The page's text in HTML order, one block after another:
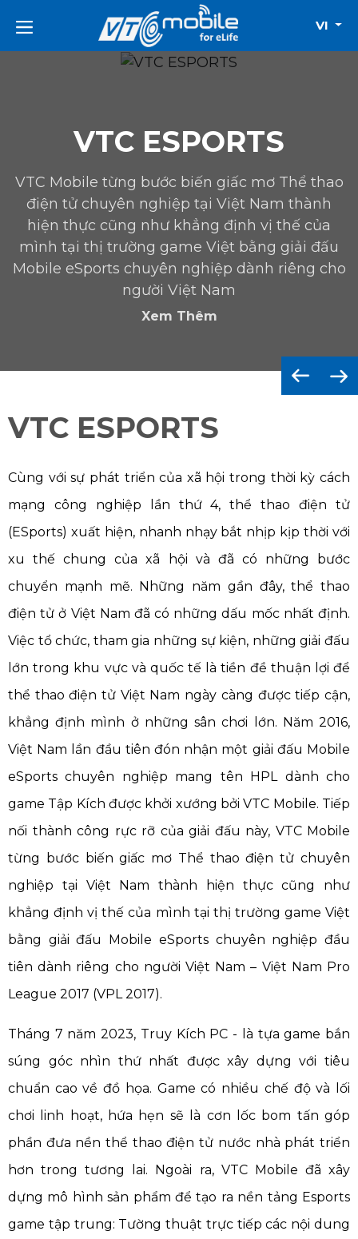
VI
VTC ESPORTS
VTC Mobile: ‘Chúng tôi tham vọng đưa eSports
trở thành khái niệm được công nhận’
Xem Thêm
VTC ESPORTS
Cùng với sự phát triển của xã hội trong thời kỳ cách
mạng công nghiệp lần thứ 4, thể thao điện tử
(ESports) xuất hiện, nhanh nhạy bắt nhịp kịp thời với
xu thế chung của xã hội và đã có những bước
chuyển mạnh mẽ. Những năm gần đây, thể thao
điện tử ở Việt Nam đã có những dấu mốc nhất định.
Việc tổ chức, tham gia những sự kiện, những giải đấu
lớn trong khu vực và quốc tế là tiền đề thuận lợi để
thể thao điện tử Việt Nam ngày càng được tiếp cận,
khẳng định mình ở những sân chơi lớn. Năm 2016,
Việt Nam lần đầu tiên đón nhận một giải đấu Mobile
eSports chuyên nghiệp mang tên HPL dành cho
game Tập Kích được khởi xướng bởi VTC Mobile. Tiếp
nối thành công rực rỡ của giải đấu này, VTC Mobile
từng bước biến giấc mơ Thể thao điện tử chuyên
nghiệp tại Việt Nam thành hiện thực cũng như
khẳng định vị thế của mình tại thị trường game Việt
bằng giải đấu Mobile eSports chuyên nghiệp đầu
tiên dành riêng cho người Việt Nam – Việt Nam Pro
League 2017 (VPL 2017).
Tháng 7 năm 2023, Truy Kích PC - là tựa game bắn
súng góc nhìn thứ nhất được xây dựng với tiêu
chuẩn cao về đồ họa. Game có nhiều chế độ và lối
chơi linh hoạt, hứa hẹn sẽ là cơn lốc bom tấn góp
phần đưa nền thể thao điện tử nước nhà phát triển
hơn trong tương lai. Ngoài ra, VTC Mobile đã xây
dựng mô hình sản phẩm để tạo ra nền tảng Esports
game tập trung: Tường thuật trực tiếp các nội dung